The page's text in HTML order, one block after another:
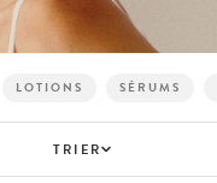
LOTIONS SÉRUMS
TRIER